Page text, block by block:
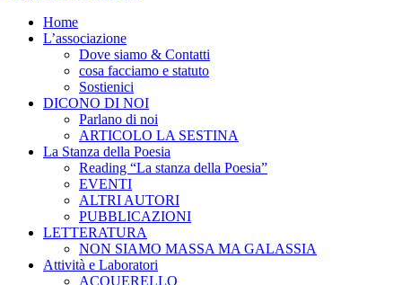
Home
L’associazione
Dove siamo & Contatti
cosa facciamo e statuto
Sostienici
DICONO DI NOI
Parlano di noi
ARTICOLO LA SESTINA
La Stanza della Poesia
Reading “La stanza della Poesia”
EVENTI
ALTRI AUTORI
PUBBLICAZIONI
LETTERATURA
NON SIAMO MASSA MA GALASSIA
Attività e Laboratori
ACQUERELLO